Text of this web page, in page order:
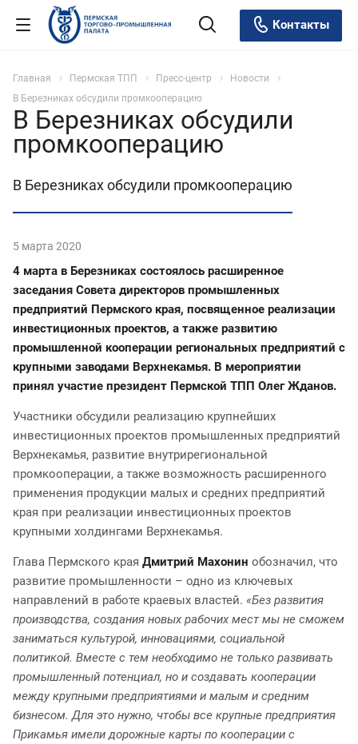
Контакты
Главная Пермская ТПП Пресс-центр
Новости
В Березниках обсудили промкооперацию
В Березниках обсудили
промкооперацию
В Березниках обсудили промкооперацию
5 марта 2020
4 марта в Березниках состоялось расширенное
заседания Совета директоров промышленных
предприятий Пермского края, посвященное реализации
инвестиционных проектов, а также развитию
промышленной кооперации региональных предприятий с
крупными заводами Верхнекамья. В мероприятии
принял участие президент Пермской ТПП Олег Жданов.
Участники обсудили реализацию крупнейших
инвестиционных проектов промышленных предприятий
Верхнекамья, развитие внутрирегиональной
промкооперации, а также возможность расширенного
применения продукции малых и средних предприятий
края при реализации инвестиционных проектов
крупными холдингами Верхнекамья.
Глава Пермского края Дмитрий Махонин обозначил, что
развитие промышленности – одно из ключевых
направлений в работе краевых властей. «Без развития
производства, создания новых рабочих мест мы не сможем
заниматься культурой, инновациями, социальной
политикой. Вместе с тем необходимо не только развивать
промышленный потенциал, но и создавать кооперации
между крупными предприятиями и малым и средним
бизнесом. Для это нужно, чтобы все крупные предприятия
Прикамья имели дорожные карты по кооперации с